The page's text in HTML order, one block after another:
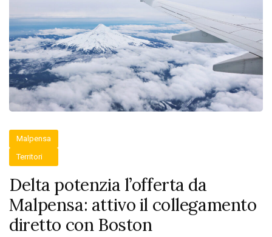
Malpensa
Territori
Delta potenzia l’offerta da
Malpensa: attivo il collegamento
diretto con Boston